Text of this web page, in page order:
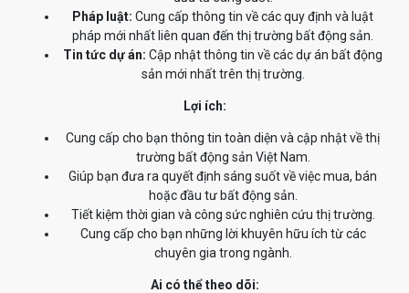
Pháp luật: Cung cấp thông tin về các quy định và luật
pháp mới nhất liên quan đến thị trường bất động sản.
Tin tức dự án: Cập nhật thông tin về các dự án bất động
sản mới nhất trên thị trường.
Lợi ích:
Cung cấp cho bạn thông tin toàn diện và cập nhật về thị
trường bất động sản Việt Nam.
Giúp bạn đưa ra quyết định sáng suốt về việc mua, bán
hoặc đầu tư bất động sản.
Tiết kiệm thời gian và công sức nghiên cứu thị trường.
Cung cấp cho bạn những lời khuyên hữu ích từ các
chuyên gia trong ngành.
Ai có thể theo dõi: